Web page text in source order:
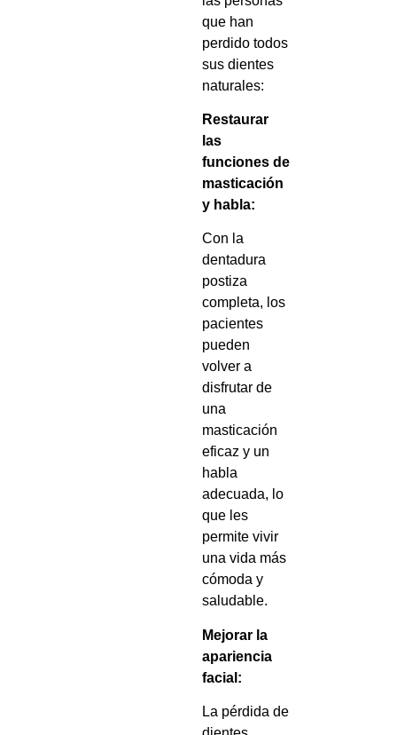
que han
perdido todos
sus dientes
naturales:
Restaurar
las
funciones de
masticación
y habla:
Con la
dentadura
postiza
completa, los
pacientes
pueden
volver a
disfrutar de
una
masticación
eficaz y un
habla
adecuada, lo
que les
permite vivir
una vida más
cómoda y
saludable.
Mejorar la
apariencia
facial:
La pérdida de